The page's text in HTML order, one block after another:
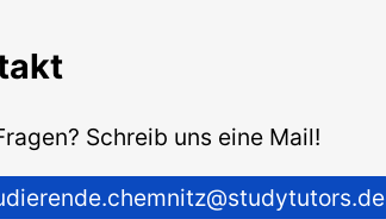
Schreib uns eine Mail!